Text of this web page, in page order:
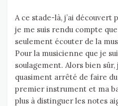
A ce stade-là, j’ai découvert
je me suis rendu compte
seulement écouter de la
Pour la musicienne que je
soulagement. Alors bien sûr,
quasiment arrêté de faire
premier instrument et ma
plus à distinguer les notes